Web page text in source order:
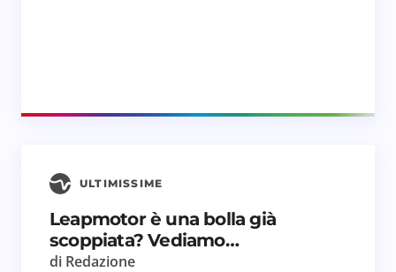
ULTIMISSIME
Leapmotor è una bolla già
scoppiata? Vediamo…
di Redazione